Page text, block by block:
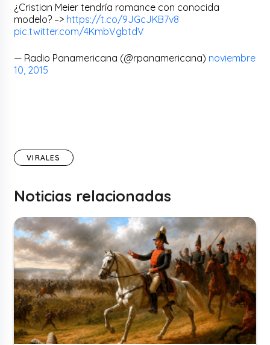
¿Cristian Meier tendría romance con conocida
modelo? –> https://t.co/9JGcJKB7v8
pic.twitter.com/4KmbVgbtdV
— Radio Panamericana (@rpanamericana) noviembre
10, 2015
VIRALES
Noticias relacionadas